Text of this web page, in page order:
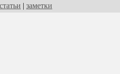
статьи | заметки